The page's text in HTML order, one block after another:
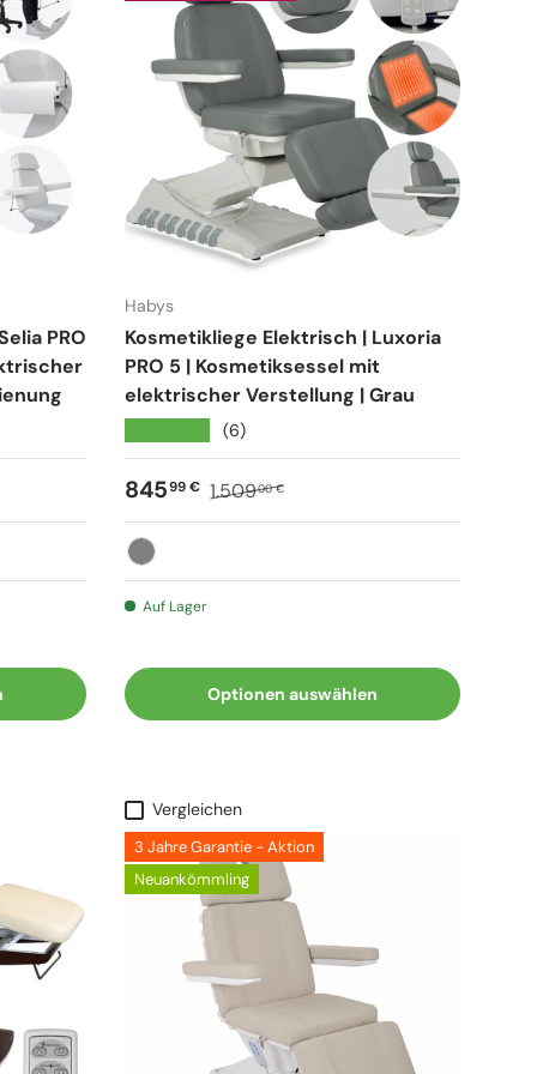
PRO
Habys
Kosmetikliege Elektrisch | Luxoria
PRO 5 | Kosmetiksessel mit
elektrischer Verstellung | Grau
(6)
Verkaufspreis
84599 € Normaler Preis
1.50900 €
Grau
Auf Lager
Optionen auswählen
Vergleichen
3 Jahre Garantie - Aktion
Neuankömmling